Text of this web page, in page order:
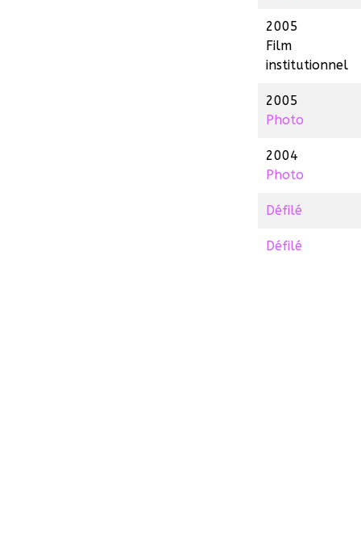
2005
Film
institutionnel
2005
Photo
2004
Photo
Défilé
Défilé